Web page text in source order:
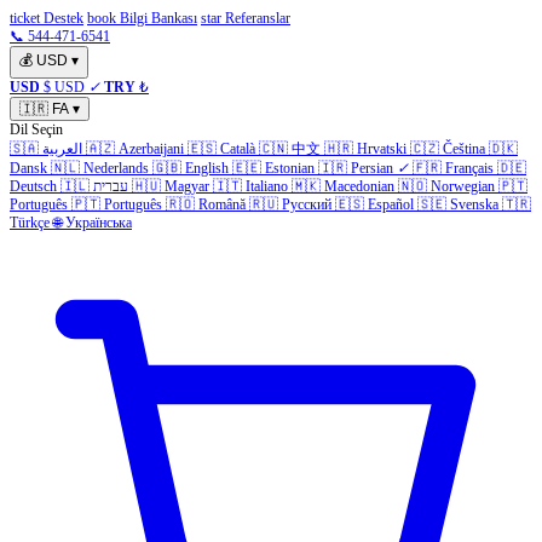
ticket Destek book Bilgi Bankası star Referanslar
📞 544-471-6541
💰 USD ▾
USD $ USD ✓ TRY ₺
🇮🇷 FA ▾
Dil Seçin
🇸🇦 العربية 🇦🇿 Azerbaijani 🇪🇸 Català 🇨🇳 中文 🇭🇷 Hrvatski 🇨🇿 Čeština 🇩🇰
Dansk 🇳🇱 Nederlands 🇬🇧 English 🇪🇪 Estonian 🇮🇷 Persian ✓ 🇫🇷 Français 🇩🇪
Deutsch 🇮🇱 עברית 🇭🇺 Magyar 🇮🇹 Italiano 🇲🇰 Macedonian 🇳🇴 Norwegian 🇵🇹
Português 🇵🇹 Português 🇷🇴 Română 🇷🇺 Русский 🇪🇸 Español 🇸🇪 Svenska 🇹🇷
Türkçe 🌐 Українська